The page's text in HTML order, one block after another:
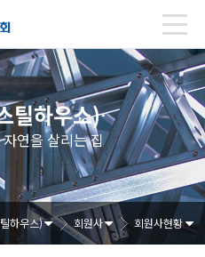
틸하우스)
연을 살리는 집
하우스) 회원사 회원사현황